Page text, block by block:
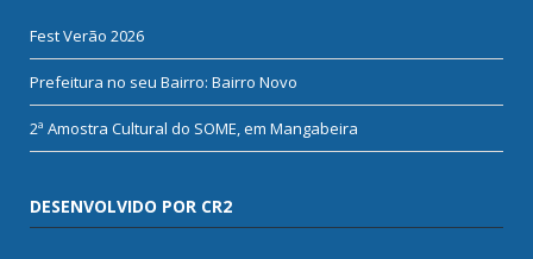
Fest Verão 2026
Prefeitura no seu Bairro: Bairro Novo
2ª Amostra Cultural do SOME, em Mangabeira
DESENVOLVIDO POR CR2